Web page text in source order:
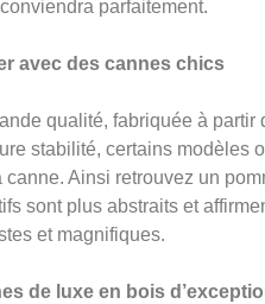
parfaitement.
avec des cannes chics
qualité, fabriquée à
stabilité, certains
Ainsi retrouvez un
sont plus abstraits et
et magnifiques.
de luxe en bois